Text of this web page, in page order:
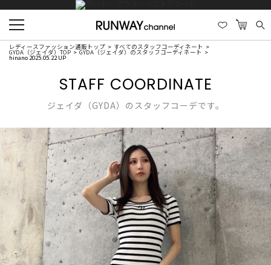
レディースファッション通販トップ すべてのスタッフコーディネート
GYDA（ジェイダ）TOP GYDA（ジェイダ）のスタッフコーディネート
hinano 2025.05.22 UP
STAFF COORDINATE
ジェイダ（GYDA）のスタッフコーデです。